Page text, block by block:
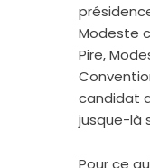
Modeste
Pire,
candidat
jusque-là
Pour ce